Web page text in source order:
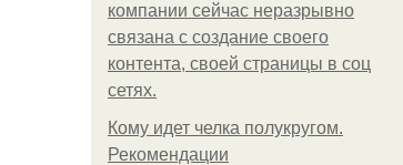
компании сейчас неразрывно
связана с создание своего
контента, своей страницы в соц
сетях.
Кому идет челка полукругом.
Рекомендации